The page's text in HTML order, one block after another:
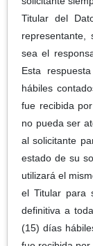
Titular del
sea el
Esta
hábiles
fue recibida
no pueda ser
al solicitante
estado de su
utilizará el
el Titular para
definitiva a
(15) días